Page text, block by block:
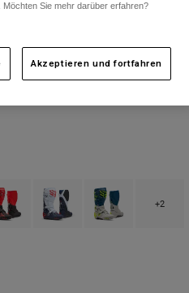
type of Chili-Rot.
swatch type of
Product swatch type of
Product swatch
+2
Sie mehr darüber erfahren?
Akzeptieren und fortfahren